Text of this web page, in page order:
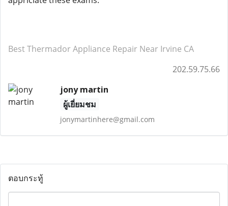
Best Thermador Appliance Repair Near Irvine CA
202.59.75.66
jony martin
ผู้เยี่ยมชม
jonymartinhere@gmail.com
ตอบกระทู้